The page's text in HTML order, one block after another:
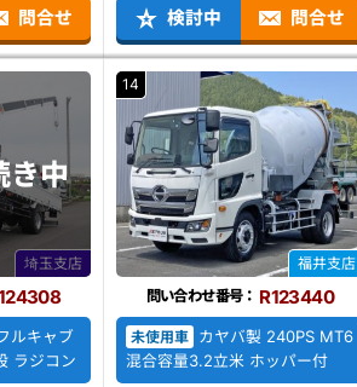
問合せ 検討中 問合せ
埼玉支店
き中
ルキャブ
ラジコン
14
福井支店
問い合わせ番号： R123440
未使用車
カヤバ製 240PS MT6
混合容量3.2立米 ホッパー付